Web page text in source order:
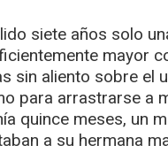
siete años solo
mayor
sin aliento sobre el
para arrastrarse a
quince meses, un
a su hermana